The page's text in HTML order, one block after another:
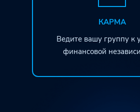
КАРМА
Ведите вашу группу к
финансовой